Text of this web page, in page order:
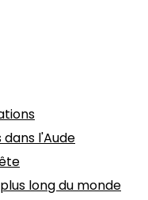
l'Aude
long du monde